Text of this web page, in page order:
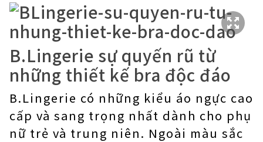
B.Lingerie sự quyến rũ từ
những thiết kế bra độc đáo
B.Lingerie có những kiểu áo ngực cao
cấp và sang trọng nhất dành cho phụ
nữ trẻ và trung niên. Ngoài màu sắc